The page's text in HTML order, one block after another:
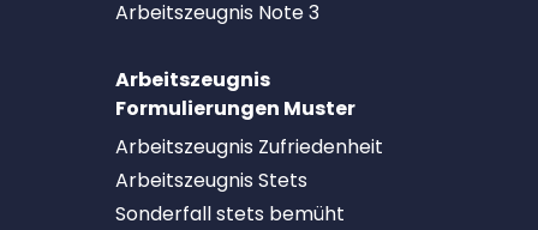
Arbeitszeugnis Note 3
Arbeitszeugnis
Formulierungen Muster
Arbeitszeugnis Zufriedenheit
Arbeitszeugnis Stets
Sonderfall stets bemüht